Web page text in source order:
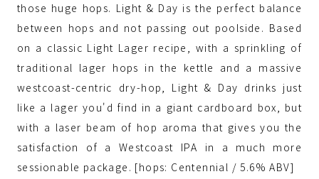
those huge hops. Light & Day is the perfect balance
between hops and not passing out poolside. Based
on a classic Light Lager recipe, with a sprinkling of
traditional lager hops in the kettle and a massive
westcoast-centric dry-hop, Light & Day drinks just
like a lager you'd find in a giant cardboard box, but
with a laser beam of hop aroma that gives you the
satisfaction of a Westcoast IPA in a much more
sessionable package. [hops: Centennial / 5.6% ABV]